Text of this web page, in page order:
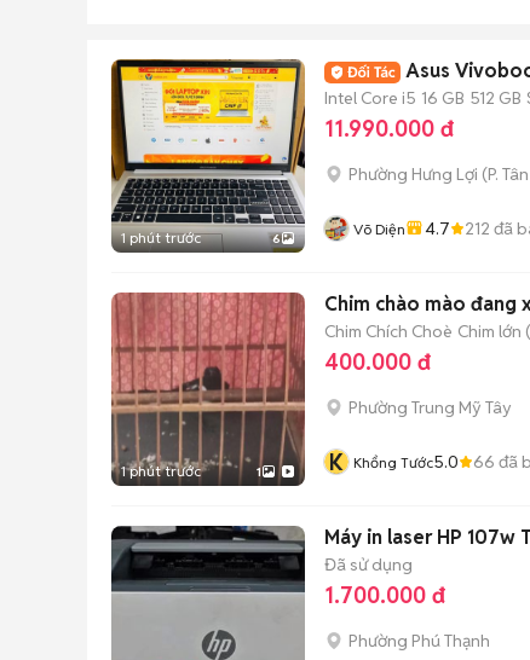
1 phút trước 6
Asus
Intel Core i5 16 GB 512 GB
11.990.000 đ
Phường Hưng Lợi (P.
Võ Diện 4.7 212 đã
1 phút trước 1
Chim chào mào đang
Chim Chích Choè Chim lớn
400.000 đ
Phường Trung Mỹ Tây
K Khổng Tước5.0 66 đã
Máy in laser HP 107w
Đã sử dụng
1.700.000 đ
Phường Phú Thạnh